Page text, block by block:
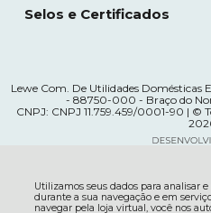
Utilizamos seus dados para analisar
durante a sua navegação e em
navegar pela loja virtual, você nos
Selos e Certificados
Lewe Com. De Utilidades Domésticas
- 88750-000 - Braço do
CNPJ: CNPJ 11.759.459/0001-90 | ©